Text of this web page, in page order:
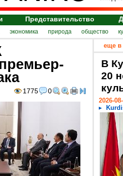
Представительство
экономика природа общество
1775 0
еще в
В
20
2026-